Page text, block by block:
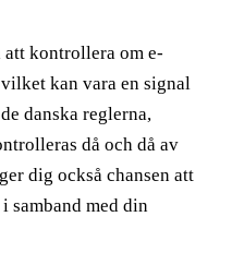
kontrollera om e-
kan vara en signal
danska reglerna,
då och då av
dig också chansen att
samband med din